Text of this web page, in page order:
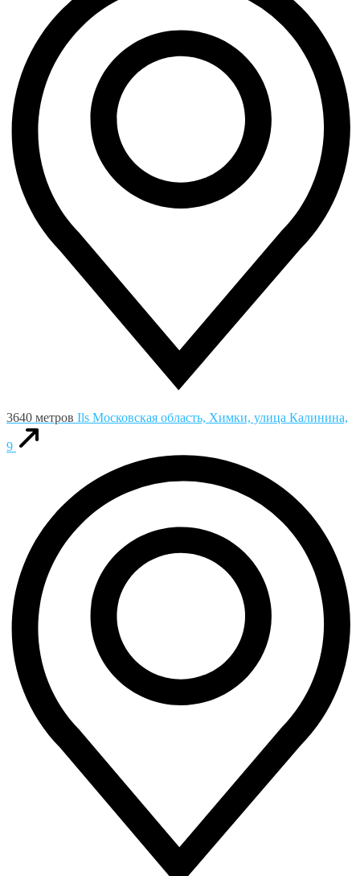
3640 метров Ils Московская область, Химки, улица Калинина,
9